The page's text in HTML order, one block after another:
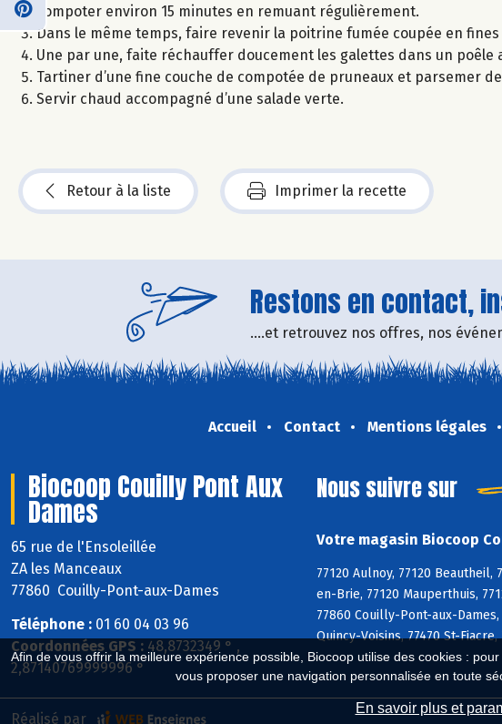
Afin de vous offrir la meilleure expérience possible, Biocoop utilise des cookies :
vous proposer une navigation personnalisée en toute
En savoir plus et
compoter environ 15 minutes en remuant régulièrement.
Dans le même temps, faire revenir la poitrine fumée coupée en
Une par une, faite réchauffer doucement les galettes dans un poêle
Tartiner d’une fine couche de compotée de pruneaux et parsemer
Servir chaud accompagné d’une salade verte.
Retour à la liste Imprimer la recette
Restons en contact,
....et retrouvez nos offres, nos
Accueil Contact Mentions légales
Biocoop Couilly Pont Aux
Dames
65 rue de l'Ensoleillée
ZA les Manceaux
77860 Couilly-Pont-aux-Dames
Téléphone : 01 60 04 03 96
Coordonnées GPS : 48,8732349 ° ,
2,87140769999996 °
Nous suivre sur
Votre magasin Biocoop
77120 Aulnoy, 77120
en-Brie, 77120 Mauperthuis,
77860 Couilly-Pont-aux-
Quincy-Voisins, 77470 St-
Réalisé par